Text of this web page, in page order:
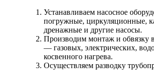
Устанавливаем насосное
погружные, циркуляционные,
дренажные и другие насосы.
Производим монтаж и обвязку
— газовых, электрических,
косвенного нагрева.
Осуществляем разводку